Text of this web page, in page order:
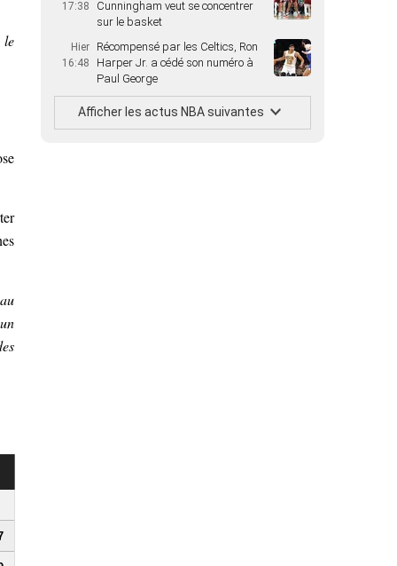
le
17:38
Cunningham veut se concentrer
sur le basket
Hier
16:48
Récompensé par les Celtics, Ron
Harper Jr. a cédé son numéro à
Paul George
Afficher les actus NBA suivantes